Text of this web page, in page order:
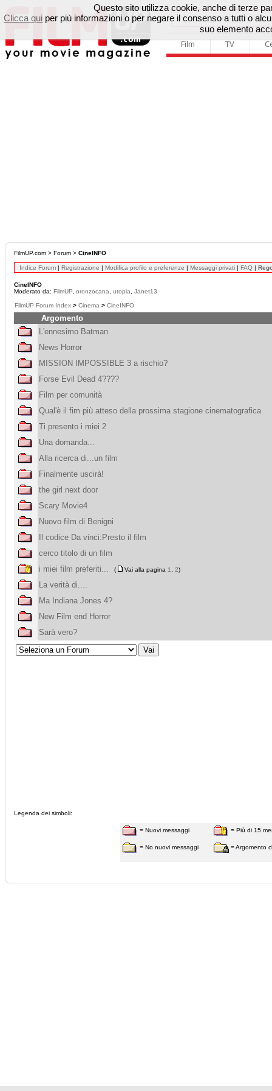
Film TV
FilmUP.com > Forum > CineINFO
Indice Forum | Registrazione | Modifica profilo e preferenze | Messaggi privati | FAQ |
CineINFO
Moderato da: FilmUP oronzocana utopia Janet13
FilmUP Forum Index > Cinema > CineINFO
Argomento
L'ennesimo Batman
News Horror
MISSION IMPOSSIBLE 3 a rischio?
Forse Evil Dead 4????
Film per comunità
Qual'è il fim più atteso della prossima stagione cinematografica
Ti presento i miei 2
Una domanda...
Alla ricerca di...un film
Finalmente uscirà!
the girl next door
Scary Movie4
Nuovo film di Benigni
Il codice Da vinci:Presto il film
cerco titolo di un film
i miei film preferiti...
( Vai alla pagina 1 2)
La verità di....
Ma Indiana Jones 4?
New Film end Horror
Sarà vero?
Legenda dei simboli:
= Nuovi messaggi
= No nuovi messaggi
= Più di 15
= Argomento
Questo sito utilizza cookie, anche di terze
Clicca qui per più informazioni o per negare il consenso a tutti o
suo elemento